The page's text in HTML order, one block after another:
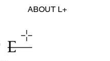
ABOUT L+